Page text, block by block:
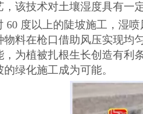
，该技术对土壤湿度具有一
度以上的陡坡施工，湿喷
物料在枪口借助风压实现均
，为植被扎根生长创造有利
的绿化施工成为可能。